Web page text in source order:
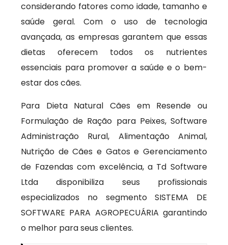
considerando fatores como idade, tamanho e
saúde geral. Com o uso de tecnologia
avançada, as empresas garantem que essas
dietas oferecem todos os nutrientes
essenciais para promover a saúde e o bem-
estar dos cães.
Para Dieta Natural Cães em Resende ou
Formulação de Ração para Peixes, Software
Administração Rural, Alimentação Animal,
Nutrição de Cães e Gatos e Gerenciamento
de Fazendas com excelência, a Td Software
Ltda disponibiliza seus profissionais
especializados no segmento SISTEMA DE
SOFTWARE PARA AGROPECUÁRIA garantindo
o melhor para seus clientes.